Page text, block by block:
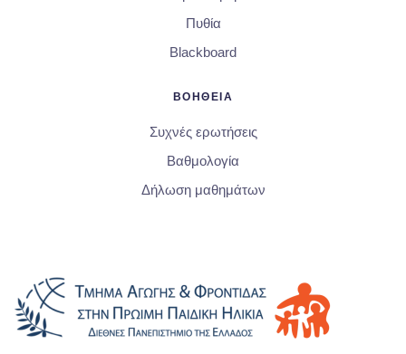
Πυθία
Blackboard
ΒΟΗΘΕΙΑ
Συχνές ερωτήσεις
Βαθμολογία
Δήλωση μαθημάτων